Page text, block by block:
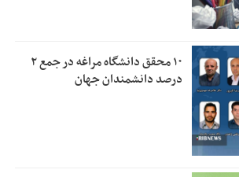
۱۰ محقق دانشگاه مراغه در جمع ۲
درصد دانشمندان جهان